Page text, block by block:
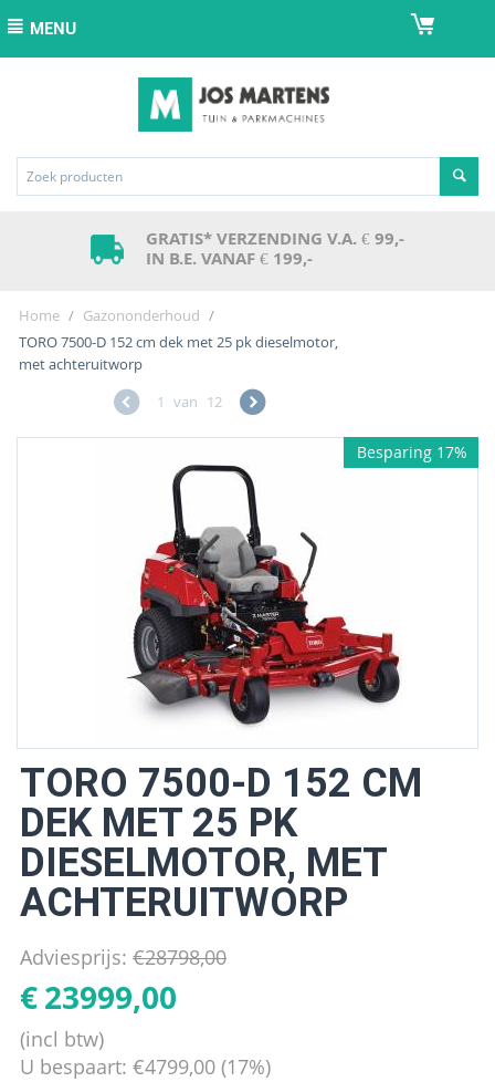
MENU
GRATIS* VERZENDING V.A. € 99,-
IN B.E. VANAF € 199,-
Home / Gazononderhoud /
TORO 7500-D 152 cm dek met 25 pk dieselmotor,
met achteruitworp
1 van 12
Besparing 17%
TORO 7500-D 152 CM
DEK MET 25 PK
DIESELMOTOR, MET
ACHTERUITWORP
Adviesprijs: €28798,00
€23999,00
(incl btw)
U bespaart: €4799,00 (17%)